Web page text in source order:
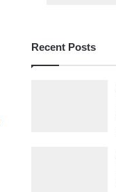
Recent Posts